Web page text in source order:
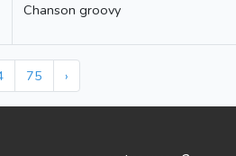
Chanson groovy
75 ›